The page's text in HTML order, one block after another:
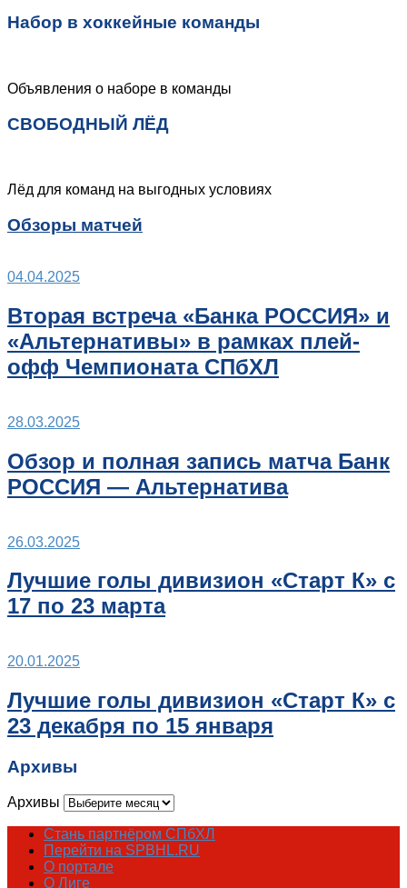
Набор в хоккейные команды
Объявления о наборе в команды
СВОБОДНЫЙ ЛЁД
Лёд для команд на выгодных условиях
Обзоры матчей
04.04.2025
Вторая встреча «Банка РОССИЯ» и
«Альтернативы» в рамках плей-
офф Чемпионата СПбХЛ
28.03.2025
Обзор и полная запись матча Банк
РОССИЯ — Альтернатива
26.03.2025
Лучшие голы дивизион «Старт К» с
17 по 23 марта
20.01.2025
Лучшие голы дивизион «Старт К» с
23 декабря по 15 января
Архивы
Архивы
Стань партнёром СПбХЛ
Перейти на SPBHL.RU
О портале
О Лиге